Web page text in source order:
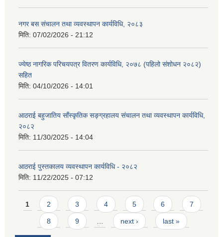
नगर बस संचालन तथा व्यवस्थापन कार्यविधि, २०८३
मिति: 07/02/2026 - 21:12
ज्येष्ठ नागरिक परिचयपत्र वितरण कार्यविधि, २०७८ (पहिलो संशोधन २०८२)
सहित
मिति: 04/10/2026 - 14:01
आठराई बहुजातिय साँस्कृतिक सङ्ग्रहालय संचालन तथा व्यवस्थापन कार्यविधि,
२०८२
मिति: 11/30/2025 - 14:04
आठराई पुस्तकालय व्यवस्थापन कार्यविधि - २०८२
मिति: 11/22/2025 - 07:12
Pages
1 2 3 4 5 6 7
8 9 … next › last »